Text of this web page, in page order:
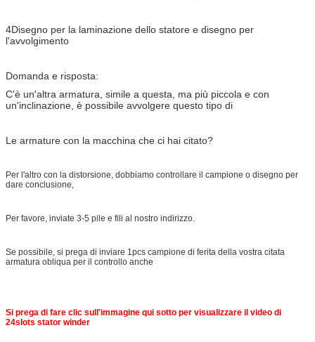
4Disegno per la laminazione dello statore e disegno per
l'avvolgimento
Domanda e risposta:
C'è un'altra armatura, simile a questa, ma più piccola e con
un'inclinazione, è possibile avvolgere questo tipo di
Le armature con la macchina che ci hai citato?
Per l'altro con la distorsione, dobbiamo controllare il campione o disegno per
dare conclusione,
Per favore, inviate 3-5 pile e fili al nostro indirizzo.
Se possibile, si prega di inviare 1pcs campione di ferita della vostra citata
armatura obliqua per il controllo anche
Si prega di fare clic sull'immagine qui sotto per visualizzare il video di
24slots stator winder